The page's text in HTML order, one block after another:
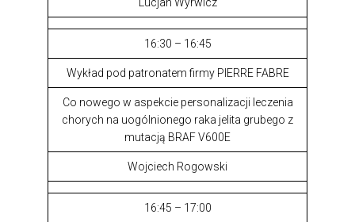
Lucjan Wyrwicz
16:30 – 16:45
Wykład pod patronatem firmy PIERRE FABRE
Co nowego w aspekcie personalizacji leczenia
chorych na uogólnionego raka jelita grubego z
mutacją BRAF V600E
Wojciech Rogowski
16:45 – 17:00